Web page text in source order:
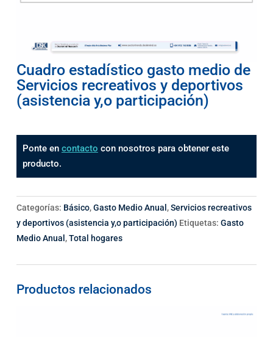
Cuadro estadístico gasto medio de
Servicios recreativos y deportivos
(asistencia y,o participación)
Ponte en contacto con nosotros para obtener este
producto.
Categorías: Básico,Gasto Medio Anual ,Servicios recreativos
y deportivos (asistencia y,o participación) Etiquetas: Gasto
Medio Anual ,Total hogares
Productos relacionados